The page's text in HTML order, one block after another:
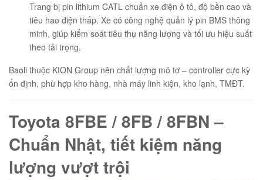
Trang bị pin lithium CATL chuẩn xe điện ô tô, độ bền cao và
tiêu hao điện thấp. Xe có công nghệ quản lý pin BMS thông
minh, giúp kiểm soát tiêu thụ năng lượng và tối ưu hiệu suất
theo tải trọng.
Baoli thuộc KION Group nên chất lượng mô tơ – controller cực kỳ
ổn định, phù hợp kho hàng, nhà máy linh kiện, kho lạnh, TMĐT.
Toyota 8FBE / 8FB / 8FBN –
Chuẩn Nhật, tiết kiệm năng
lượng vượt trội